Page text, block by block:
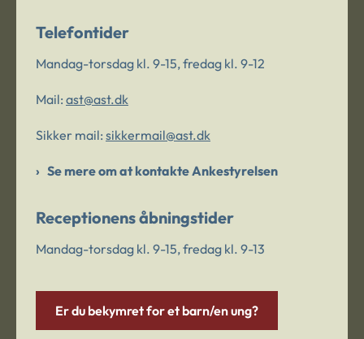
Telefontider
Mandag-torsdag kl. 9-15, fredag kl. 9-12
Mail: ast@ast.dk
Sikker mail: sikkermail@ast.dk
Se mere om at kontakte Ankestyrelsen
Receptionens åbningstider
Mandag-torsdag kl. 9-15, fredag kl. 9-13
Er du bekymret for et barn/en ung?